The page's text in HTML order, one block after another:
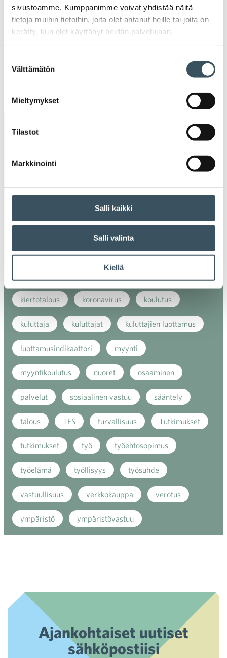
sivustoamme. Kumppanimme voivat yhdistää näitä
tietoja muihin tietoihin, joita olet antanut heille tai joita on
kerätty, kun olet käyttänyt heidän palvelujaan.
valinta
Välttämätön
Mieltymykset
Tilastot
Markkinointi
Salli kaikki
Salli valinta
Kiellä
2020
2019
Avainsanat
ilmasto kansainvälinen kilpailu
kansainvälinen verkkokauppa kasvu
kiertotalous koronavirus koulutus
kuluttaja kuluttajat kuluttajien luottamus
luottamusindikaattori myynti
myyntikoulutus nuoret osaaminen
palvelut sosiaalinen vastuu sääntely
talous TES turvallisuus Tutkimukset
tutkimukset työ työehtosopimus
työelämä työllisyys työsuhde
vastuullisuus verkkokauppa verotus
ympäristö ympäristövastuu
Ajankohtaiset uutiset
sähköpostiisi